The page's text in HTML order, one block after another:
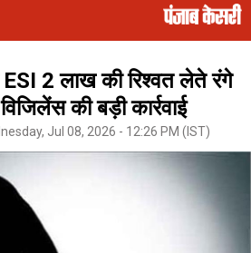
ESI 2 लाख की रिश्वत लेते रंगे
की बड़ी कार्रवाई
Jul 08, 2026 - 12:26 PM (IST)